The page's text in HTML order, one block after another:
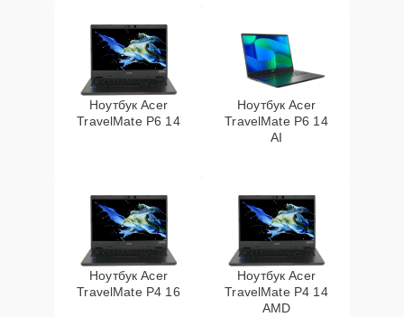
Ноутбук Acer
TravelMate P6 14
Ноутбук Acer
TravelMate P6 14
AI
Ноутбук Acer
TravelMate P4 16
Ноутбук Acer
TravelMate P4 14
AMD